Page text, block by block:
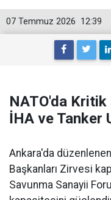
12:39
07 Temmuz 2026
NATO'da
İHA ve Tanker
Ankara'da
Başkanları Zirvesi
Savunma Sanayii